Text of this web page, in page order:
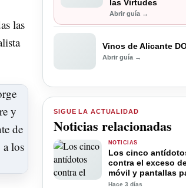
las
las Virtudes
Abrir guía →
Vinos de Alicante
Abrir guía →
SIGUE LA ACTUALIDAD
Noticias relacionadas
NOTICIAS
Los cinco
contra el exceso
móvil y pantallas
la desconexión
Hace 3 días